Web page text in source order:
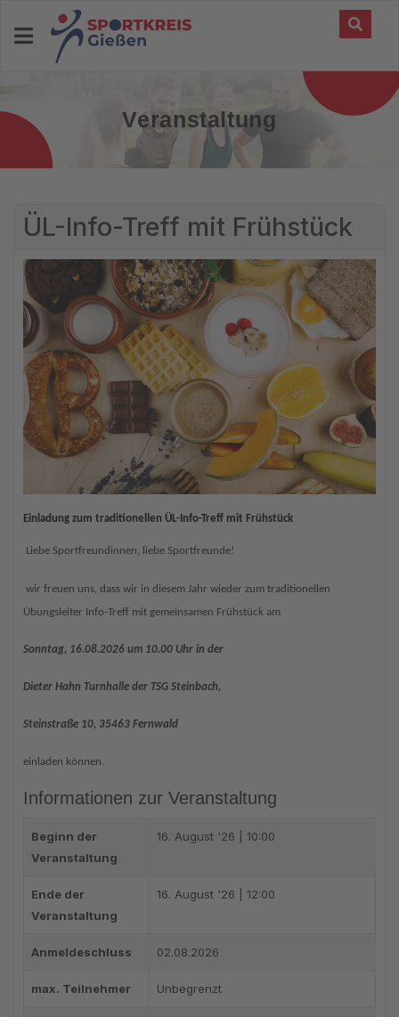
Veranstaltung
ÜL-Info-Treff mit Frühstück
Einladung zum traditionellen ÜL-Info-Treff mit Frühstück
Liebe Sportfreundinnen, liebe Sportfreunde!
wir freuen uns, dass wir in diesem Jahr wieder zum traditionellen
Übungsleiter Info-Treff mit gemeinsamen Frühstück am
Sonntag, 16.08.2026 um 10.00 Uhr in der
Dieter Hahn Turnhalle der TSG Steinbach,
Steinstraße 10, 35463 Fernwald
einladen können.
Informationen zur Veranstaltung
Beginn der
Veranstaltung
16. August '26 | 10:00
Ende der
Veranstaltung
16. August '26 | 12:00
Anmeldeschluss 02.08.2026
max. Teilnehmer Unbegrenzt